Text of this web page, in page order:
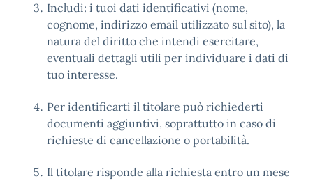
Includi: i tuoi dati identificativi (nome,
cognome, indirizzo email utilizzato sul sito), la
natura del diritto che intendi esercitare,
eventuali dettagli utili per individuare i dati di
tuo interesse.
Per identificarti il titolare può richiederti
documenti aggiuntivi, soprattutto in caso di
richieste di cancellazione o portabilità.
Il titolare risponde alla richiesta entro un mese